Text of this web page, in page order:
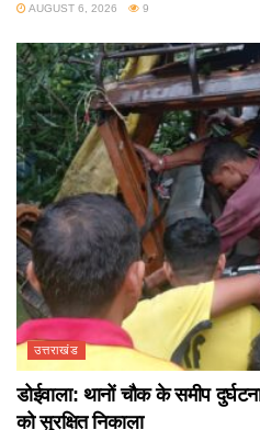
AUGUST 6, 2026 9
उत्तराखंड
डोईवाला: थानों चौक के समीप
को सुरक्षित निकाला